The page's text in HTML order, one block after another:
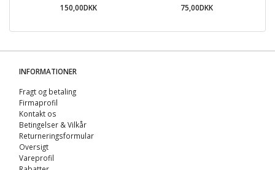
150,00DKK
75,00DKK
INFORMATIONER
Fragt og betaling
Firmaprofil
Kontakt os
Betingelser & Vilkår
Returneringsformular
Oversigt
Vareprofil